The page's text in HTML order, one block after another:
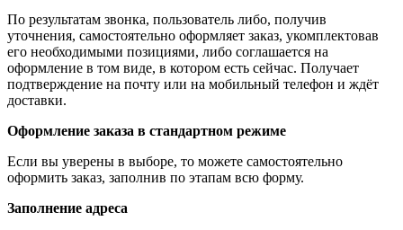
По результатам звонка, пользователь либо, получив
уточнения, самостоятельно оформляет заказ, укомплектовав
его необходимыми позициями, либо соглашается на
оформление в том виде, в котором есть сейчас. Получает
подтверждение на почту или на мобильный телефон и ждёт
доставки.
Оформление заказа в стандартном режиме
Если вы уверены в выборе, то можете самостоятельно
оформить заказ, заполнив по этапам всю форму.
Заполнение адреса